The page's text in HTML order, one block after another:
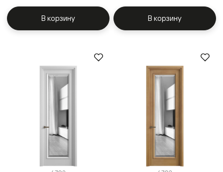
В корзину В корзину